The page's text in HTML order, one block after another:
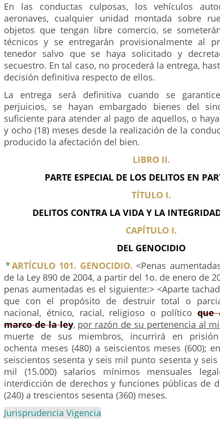
En las conductas culposas, los vehículos
aeronaves, cualquier unidad montada sobre
objetos que tengan libre comercio, se
técnicos y se entregarán provisionalmente al
tenedor salvo que se haya solicitado y
secuestro. En tal caso, no procederá la entrega,
decisión definitiva respecto de ellos.
La entrega será definitiva cuando se
perjuicios, se hayan embargado bienes del
suficiente para atender al pago de aquellos, o
y ocho (18) meses desde la realización de la
producido la afectación del bien.
LIBRO II.
PARTE ESPECIAL DE LOS DELITOS EN
TÍTULO I.
DELITOS CONTRA LA VIDA Y LA
CAPÍTULO I.
DEL GENOCIDIO
ARTÍCULO 101. GENOCIDIO. <Penas
de la Ley 890 de 2004, a partir del 1o. de enero de
penas aumentadas es el siguiente:> <Aparte
que con el propósito de destruir total o
nacional, étnico, racial, religioso o políticoque
marco de la ley, por razón de su pertenencia al
muerte de sus miembros, incurrirá en
ochenta meses (480) a seiscientos meses (600);
seiscientos sesenta y seis mil punto sesenta y seis
mil (15.000) salarios mínimos mensuales
interdicción de derechos y funciones públicas de
(240) a trescientos sesenta (360) meses.
Jurisprudencia Vigencia